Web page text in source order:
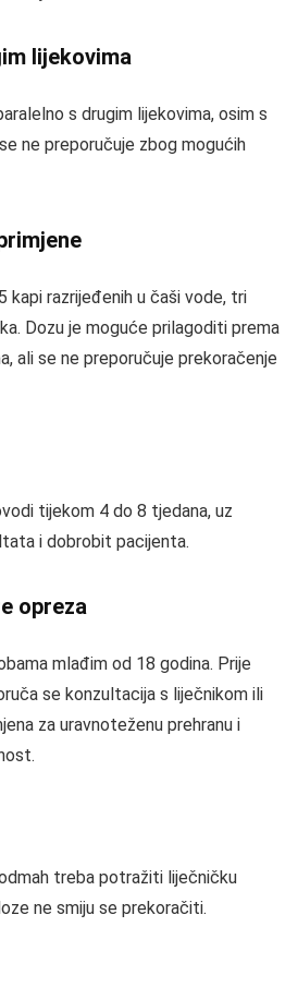
lijekovima
s drugim lijekovima, osim s
ne preporučuje zbog mogućih
kapi razrijeđenih u čaši vode, tri
Dozu je moguće prilagoditi prema
ali se ne preporučuje prekoračenje
tijekom 4 do 8 tjedana, uz
i dobrobit pacijenta.
opreza
mlađim od 18 godina. Prije
se konzultacija s liječnikom ili
za uravnoteženu prehranu i
treba potražiti liječničku
ne smiju se prekoračiti.